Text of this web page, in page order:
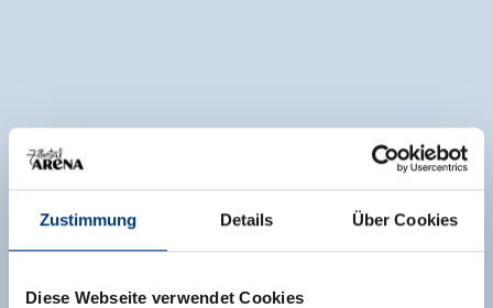
Zustimmung Details Über Cookies
Diese Webseite verwendet Cookies